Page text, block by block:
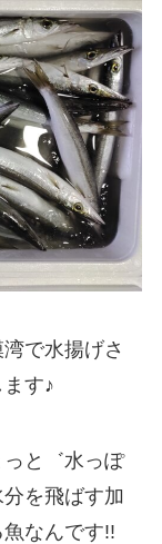
で水揚げさ
す♪
と゛水っぽ
を飛ばす加
なんです!!